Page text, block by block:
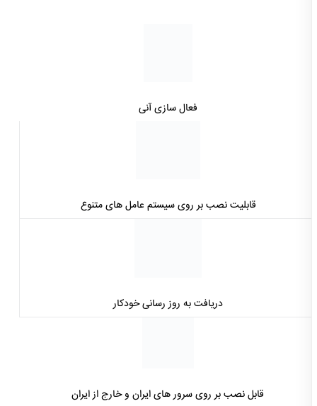
فعال سازی آنی
قابلیت نصب بر روی سیستم عامل های متنوع
دریافت به روز رسانی خودکار
قابل نصب بر روی سرور های ایران و خارج از ایران